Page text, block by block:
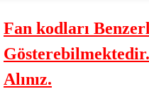
Fan kodları
Alınız.